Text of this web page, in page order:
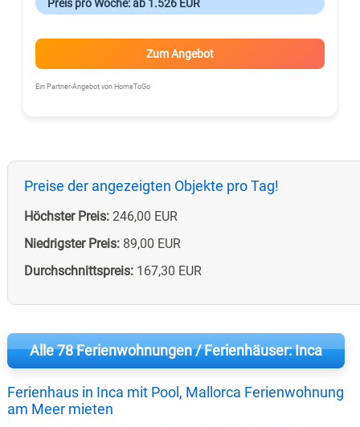
Preis pro Woche: ab 1.526 EUR
Zum Angebot
Ein Partner-Angebot von HomeToGo
Preise der angezeigten Objekte pro Tag!
Höchster Preis:246,00 EUR
Niedrigster Preis:89,00 EUR
Durchschnittspreis:167,30 EUR
Alle 78 Ferienwohnungen / Ferienhäuser: Inca
Ferienhaus in Inca mit Pool, Mallorca Ferienwohnung
am Meer mieten